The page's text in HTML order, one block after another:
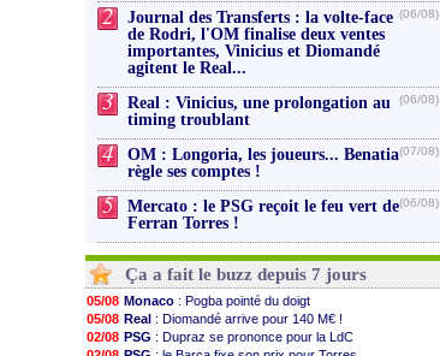
2
Journal des Transferts : la volte-face
de Rodri, l'OM finalise deux ventes
importantes, Vinicius et Diomandé
agitent le Real...
(06/08)
3
Real : Vinicius, une prolongation au
timing troublant
(06/08)
4
OM : Longoria, les joueurs... Benatia
règle ses comptes !
(07/08)
5
Mercato : le PSG reçoit le feu vert de
Ferran Torres !
(06/08)
Ça a fait le buzz depuis 7 jours
05/08 Monaco : Pogba pointé du doigt
05/08 Real : Diomandé arrive pour 140 M€ !
02/08 PSG : Dupraz se prononce pour la LdC